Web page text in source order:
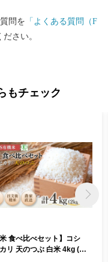
問を 「よくある質問（F
さい。
もチェック
米 食べ比べセット】コシ
リ 天のつぶ 白米 4kg (2